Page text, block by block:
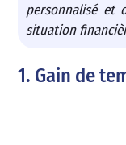
personnalisé et
situation
1. Gain de